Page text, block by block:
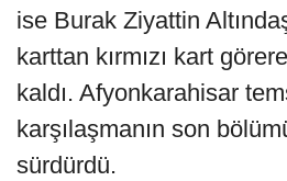
ise Burak Ziyattin
karttan kırmızı kart
kaldı. Afyonkarahisar
karşılaşmanın son
sürdürdü.